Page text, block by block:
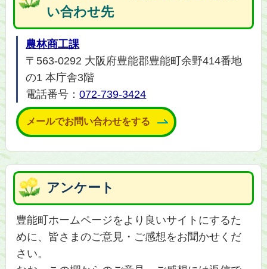
い合わせ先
農林商工課
〒563-0292 大阪府豊能郡豊能町余野414番地
の1 本庁舎3階
電話番号：072-739-3424
メールでお問い合わせをする
アンケート
豊能町ホームページをより良いサイトにするた
めに、皆さまのご意見・ご感想をお聞かせくだ
さい。